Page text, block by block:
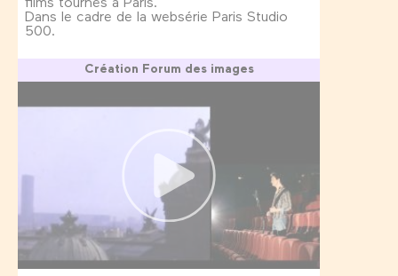
Dans le cadre de la websérie Paris Studio
500.
Création Forum des images